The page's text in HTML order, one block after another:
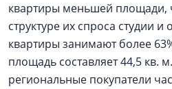
квартиры меньшей площади,
структуре их спроса студии
квартиры занимают более
площадь составляет 44,5 кв.
региональные покупатели